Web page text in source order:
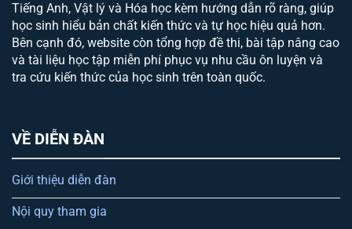
Tiếng Anh, Vật lý và Hóa học kèm hướng dẫn rõ ràng, giúp
học sinh hiểu bản chất kiến thức và tự học hiệu quả hơn.
Bên cạnh đó, website còn tổng hợp đề thi, bài tập nâng cao
và tài liệu học tập miễn phí phục vụ nhu cầu ôn luyện và
tra cứu kiến thức của học sinh trên toàn quốc.
VỀ DIỄN ĐÀN
Giới thiệu diễn đàn
Nội quy tham gia